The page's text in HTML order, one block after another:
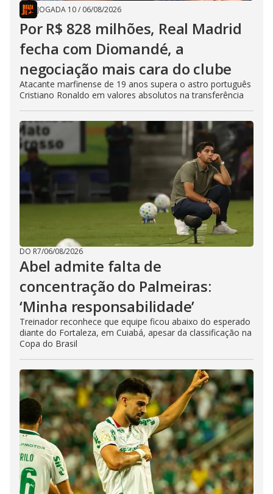
JOGADA 10/ 06/08/2026
Por R$ 828 milhões, Real Madrid
fecha com Diomandé, a
negociação mais cara do clube
Atacante marfinense de 19 anos supera o astro português
Cristiano Ronaldo em valores absolutos na transferência
DO R7/06/08/2026
Abel admite falta de
concentração do Palmeiras:
‘Minha responsabilidade’
Treinador reconhece que equipe ficou abaixo do esperado
diante do Fortaleza, em Cuiabá, apesar da classificação na
Copa do Brasil